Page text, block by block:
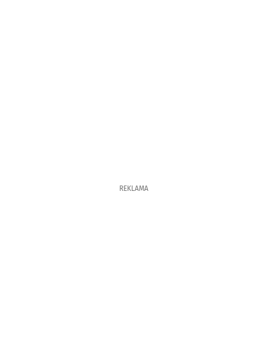
REKLAMA